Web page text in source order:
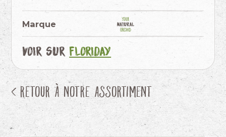
Marque
Voir sur Floriday
< Retour à notre assortiment